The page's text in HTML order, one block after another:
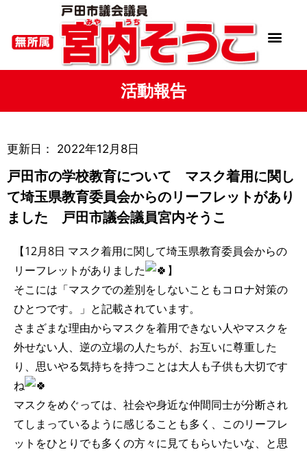
活動報告
更新日： 2022年12月8日
戸田市の学校教育について マスク着用に関し
て埼玉県教育委員会からのリーフレットがあり
ました 戸田市議会議員宮内そうこ
【12月8日 マスク着用に関して埼玉県教育委員会からの
リーフレットがありました
】
そこには「マスクでの差別をしないこともコロナ対策の
ひとつです。」と記載されています。
さまざまな理由からマスクを着用できない人やマスクを
外せない人、逆の立場の人たちが、お互いに尊重した
り、思いやる気持ちを持つことは大人も子供も大切です
ね
マスクをめぐっては、社会や身近な仲間同士が分断され
てしまっているように感じることも多く、このリーフレ
ットをひとりでも多くの方々に見てもらいたいな、と思